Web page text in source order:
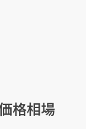
格相場